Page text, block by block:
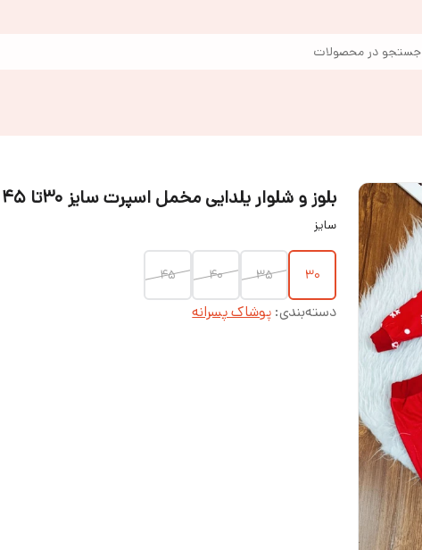
جستجو در محصولات
بلوز و شلوار یلدایی مخمل اسپرت سایز ۳۰تا ۴۵
سایز
۳۰ ۳۵ ۴۰ ۴۵
دسته‌بندی: پوشاک پسرانه